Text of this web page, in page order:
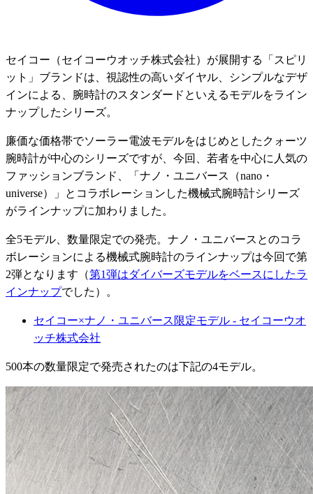
セイコー（セイコーウオッチ株式会社）が展開する「スピリ
ット」ブランドは、視認性の高いダイヤル、シンプルなデザ
インによる、腕時計のスタンダードといえるモデルをライン
ナップしたシリーズ。
廉価な価格帯でソーラー電波モデルをはじめとしたクォーツ
腕時計が中心のシリーズですが、今回、若者を中心に人気の
ファッションブランド、「ナノ・ユニバース（nano・
universe）」とコラボレーションした機械式腕時計シリーズ
がラインナップに加わりました。
全5モデル、数量限定での発売。ナノ・ユニバースとのコラ
ボレーションによる機械式腕時計のラインナップは今回で第
2弾となります（第1弾はダイバーズモデルをベースにしたラ
インナップでした）。
セイコー×ナノ・ユニバース限定モデル - セイコーウオ
ッチ株式会社
500本の数量限定で発売されたのは下記の4モデル。